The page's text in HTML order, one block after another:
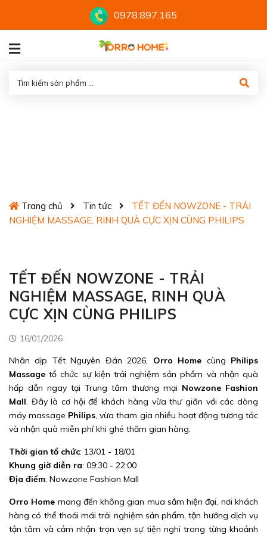
0978.897.165
Trang chủ Tin tức
TẾT ĐẾN NOWZONE - TRẢI
NGHIỆM MASSAGE, RINH QUÀ CỰC XỊN CÙNG PHILIPS
TẾT ĐẾN NOWZONE - TRẢI
NGHIỆM MASSAGE, RINH QUÀ
CỰC XỊN CÙNG PHILIPS
16/01/2026
Nhân dịp Tết Nguyên Đán 2026, Orro Home cùng Philips
Massage tổ chức sự kiện trải nghiệm sản phẩm và nhận quà
hấp dẫn ngay tại Trung tâm thương mại Nowzone Fashion
Mall. Đây là cơ hội để khách hàng vừa thư giãn với các dòng
máy massage Philips, vừa tham gia nhiều hoạt động tương tác
và nhận quà miễn phí khi ghé thăm gian hàng.
Thời gian tổ chức: 13/01 - 18/01
Khung giờ diễn ra: 09:30 - 22:00
Địa điểm: Nowzone Fashion Mall
Orro Home mang đến không gian mua sắm hiện đại, nơi khách
hàng có thể thoải mái trải nghiệm sản phẩm, tận hưởng dịch vụ
tận tâm và cảm nhận trọn vẹn sự tiện nghi trong từng khoảnh